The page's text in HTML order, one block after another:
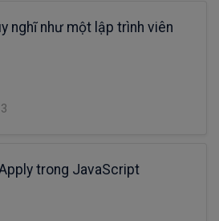
nghĩ như một lập trình viên
3
trong JavaScript